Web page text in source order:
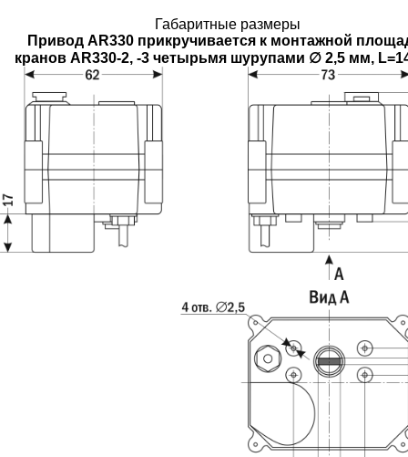
Габаритные размеры
Привод AR330 прикручивается к монтажной
кранов AR330-2, -3 четырьмя шурупами ∅ 2,5 мм,